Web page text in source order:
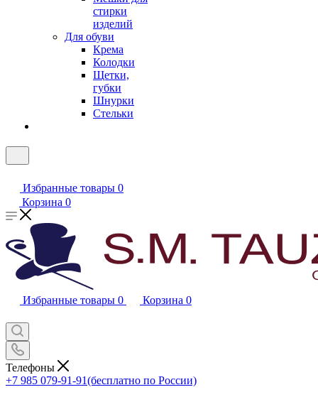
стирки
изделий
Для обуви
Крема
Колодки
Щетки,
губки
Шнурки
Стельки
Избранные товары 0
Корзина 0
Избранные товары 0 Корзина 0
Телефоны
+7 985 079-91-91(бесплатно по России)